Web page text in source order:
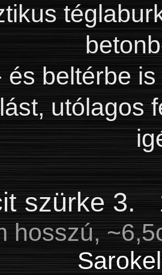
és beltérbe
utólagos
szürke 3.
hosszú,